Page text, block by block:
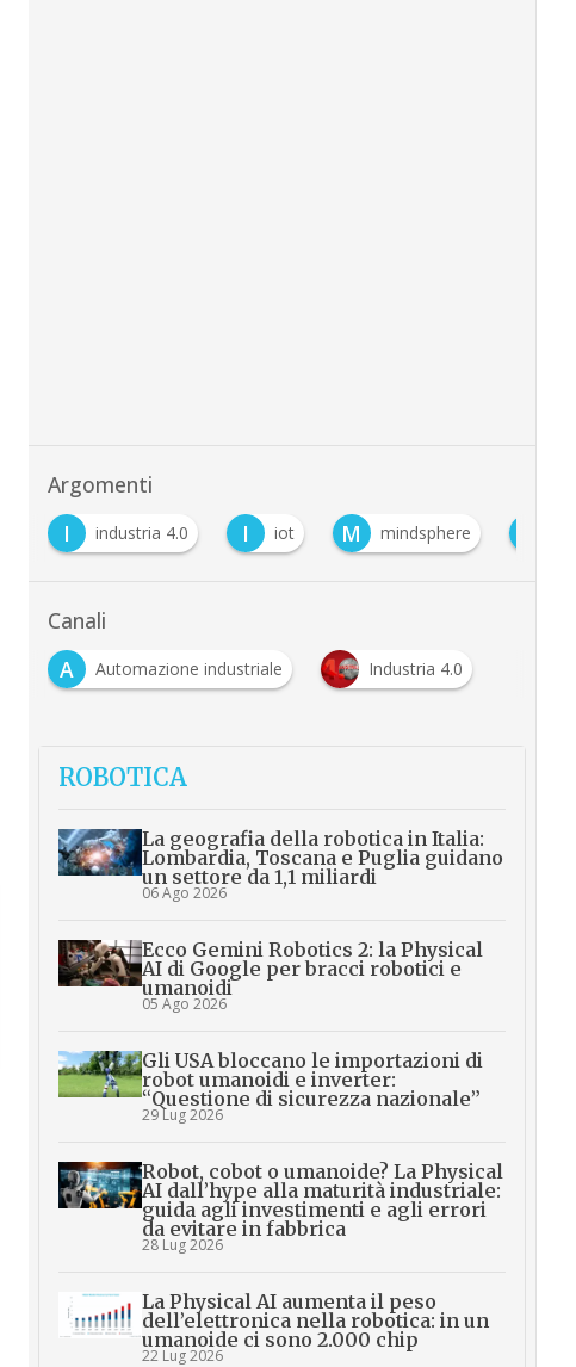
Argomenti
I industria 4.0 I iot M mindsphere
Canali
A
Automazione industriale Industria 4.0
ROBOTICA
La geografia della robotica in Italia:
Lombardia, Toscana e Puglia guidano
un settore da 1,1 miliardi
06 Ago 2026
Ecco Gemini Robotics 2: la Physical
AI di Google per bracci robotici e
umanoidi
05 Ago 2026
Gli USA bloccano le importazioni di
robot umanoidi e inverter:
“Questione di sicurezza nazionale”
29 Lug 2026
Robot, cobot o umanoide? La Physical
AI dall’hype alla maturità industriale:
guida agli investimenti e agli errori
da evitare in fabbrica
28 Lug 2026
La Physical AI aumenta il peso
dell’elettronica nella robotica: in un
umanoide ci sono 2.000 chip
22 Lug 2026